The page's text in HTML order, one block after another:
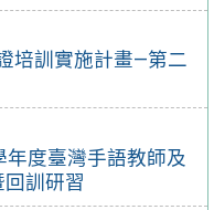
培訓實施計畫—第二
度臺灣手語教師及
訓研習